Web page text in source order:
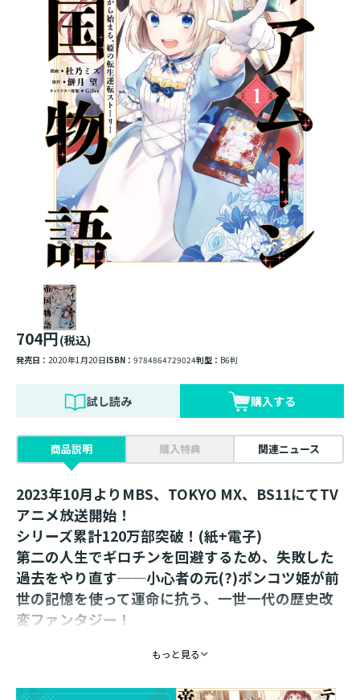
704円(税込)
発売日： 2020年1月20日ISBN： 9784864729024判型： B6判
試し読み 購入する
商品説明 購入特典 関連ニュース
2023年10月よりMBS、TOKYO MX、BS11にてTV
アニメ放送開始！
シリーズ累計120万部突破！(紙+電子)
第二の人生でギロチンを回避するため、失敗した
過去をやり直す──小心者の元(?)ポンコツ姫が前
世の記憶を使って運命に抗う、一世一代の歴史改
変ファンタジー！
【あらすじ】
もっと見る